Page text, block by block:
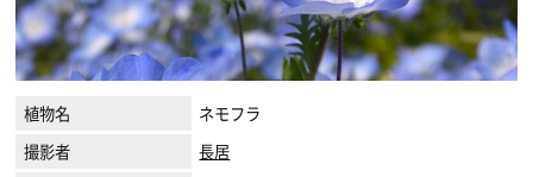
植物名
ネモフラ
撮影者
長居